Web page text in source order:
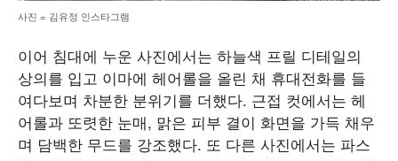
사진 = 김유정 인스타그램
이어 침대에 누운 사진에서는 하늘색 프릴 디테일의
상의를 입고 이마에 헤어롤을 올린 채 휴대전화를 들
여다보며 차분한 분위기를 더했다. 근접 컷에서는 헤
어롤과 또렷한 눈매, 맑은 피부 결이 화면을 가득 채우
며 담백한 무드를 강조했다. 또 다른 사진에서는 파스